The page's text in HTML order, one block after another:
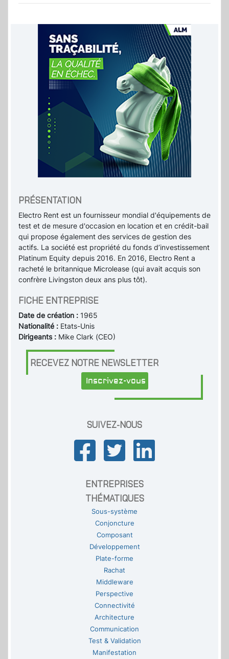
PRÉSENTATION
Electro Rent est un fournisseur mondial d'équipements de
test et de mesure d'occasion en location et en crédit-bail
qui propose également des services de gestion des
actifs. La société est propriété du fonds d’investissement
Platinum Equity depuis 2016. En 2016, Electro Rent a
racheté le britannique Microlease (qui avait acquis son
confrère Livingston deux ans plus tôt).
FICHE ENTREPRISE
Date de création : 1965
Nationalité : Etats-Unis
Dirigeants : Mike Clark (CEO)
RECEVEZ NOTRE NEWSLETTER
Inscrivez-vous
SUIVEZ-NOUS
ENTREPRISES
THÉMATIQUES
Sous-système
Conjoncture
Composant
Développement
Plate-forme
Rachat
Middleware
Perspective
Connectivité
Architecture
Communication
Test & Validation
Manifestation